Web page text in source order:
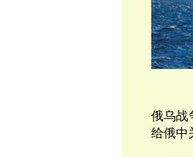
俄乌战
给俄中